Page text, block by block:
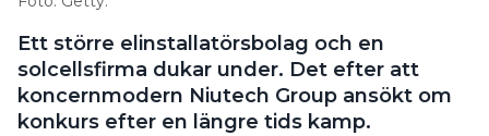
Ett större elinstallatörsbolag och en
solcellsfirma dukar under. Det efter att
koncernmodern Niutech Group ansökt om
konkurs efter en längre tids kamp.